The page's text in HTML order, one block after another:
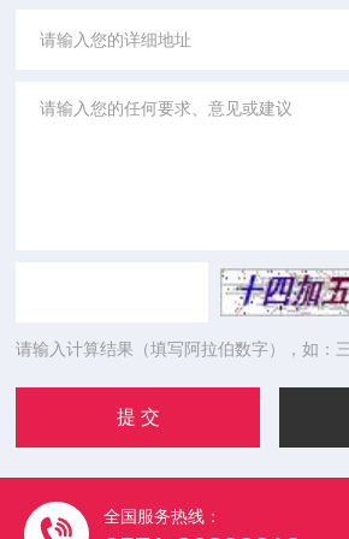
请输入计算结果（填写阿拉伯数字），如：
全国服务热线：